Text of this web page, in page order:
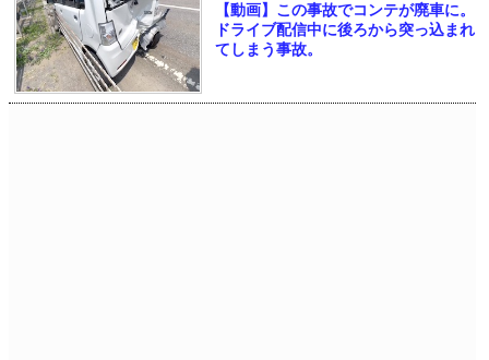
【動画】この事故でコンテが廃車に。
ドライブ配信中に後ろから突っ込まれ
てしまう事故。